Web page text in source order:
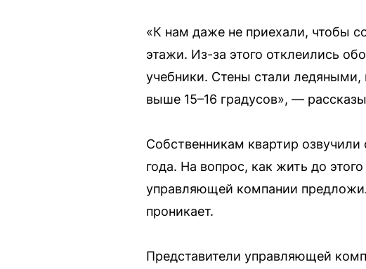
«К нам даже не приехали, чтобы
этажи. Из-за этого отклеились
учебники. Стены стали ледяными,
выше 15–16 градусов», —
Собственникам квартир
года. На вопрос, как жить до
управляющей компании
проникает.
Представители управляющей